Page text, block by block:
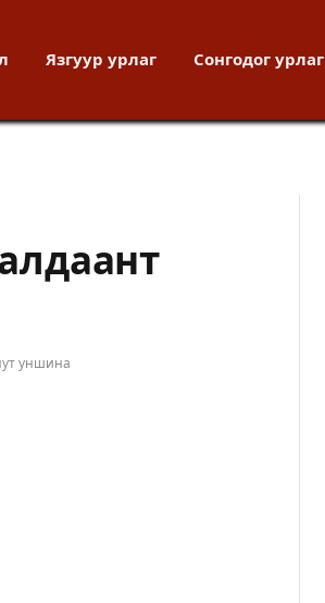
Язгуур урлаг Сонгодог урлаг
уншина